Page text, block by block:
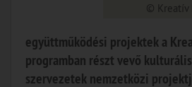
© Kreatív
együttműködési projektek a
programban részt vevő
szervezetek nemzetközi